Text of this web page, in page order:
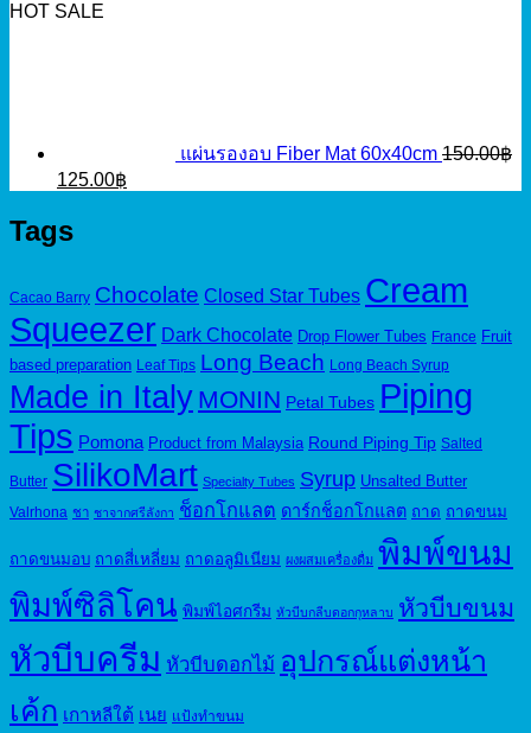
HOT SALE
แผ่นรองอบ Fiber Mat 60x40cm 150.00฿
Original
150.00฿.
125.00฿
Tags
Cacao Barry Chocolate Closed Star Tubes Cream
Squeezer Dark Chocolate Drop Flower Tubes France Fruit
based preparation Leaf Tips Long Beach Long Beach Syrup
Made in Italy MONIN Petal Tubes Piping
Tips Pomona Product from Malaysia Round Piping Tip Salted
Butter SilikoMart Specialty Tubes Syrup Unsalted Butter
Valrhona ชา ชาจากศรีลังกา ช็อกโกแลต ดาร์กช็อกโกแลต ถาด ถาดขนม
ถาดขนมอบ ถาดสี่เหลี่ยม ถาดอลูมิเนียม ผงผสมเครื่องดื่ม พิมพ์ขนม
พิมพ์ซิลิโคน พิมพ์ไอศกรีม หัวบีบกลีบดอกกุหลาบ หัวบีบขนม
หัวบีบครีม หัวบีบดอกไม้ อุปกรณ์แต่งหน้า
เค้ก เกาหลีใต้ เนย แป้งทำขนม